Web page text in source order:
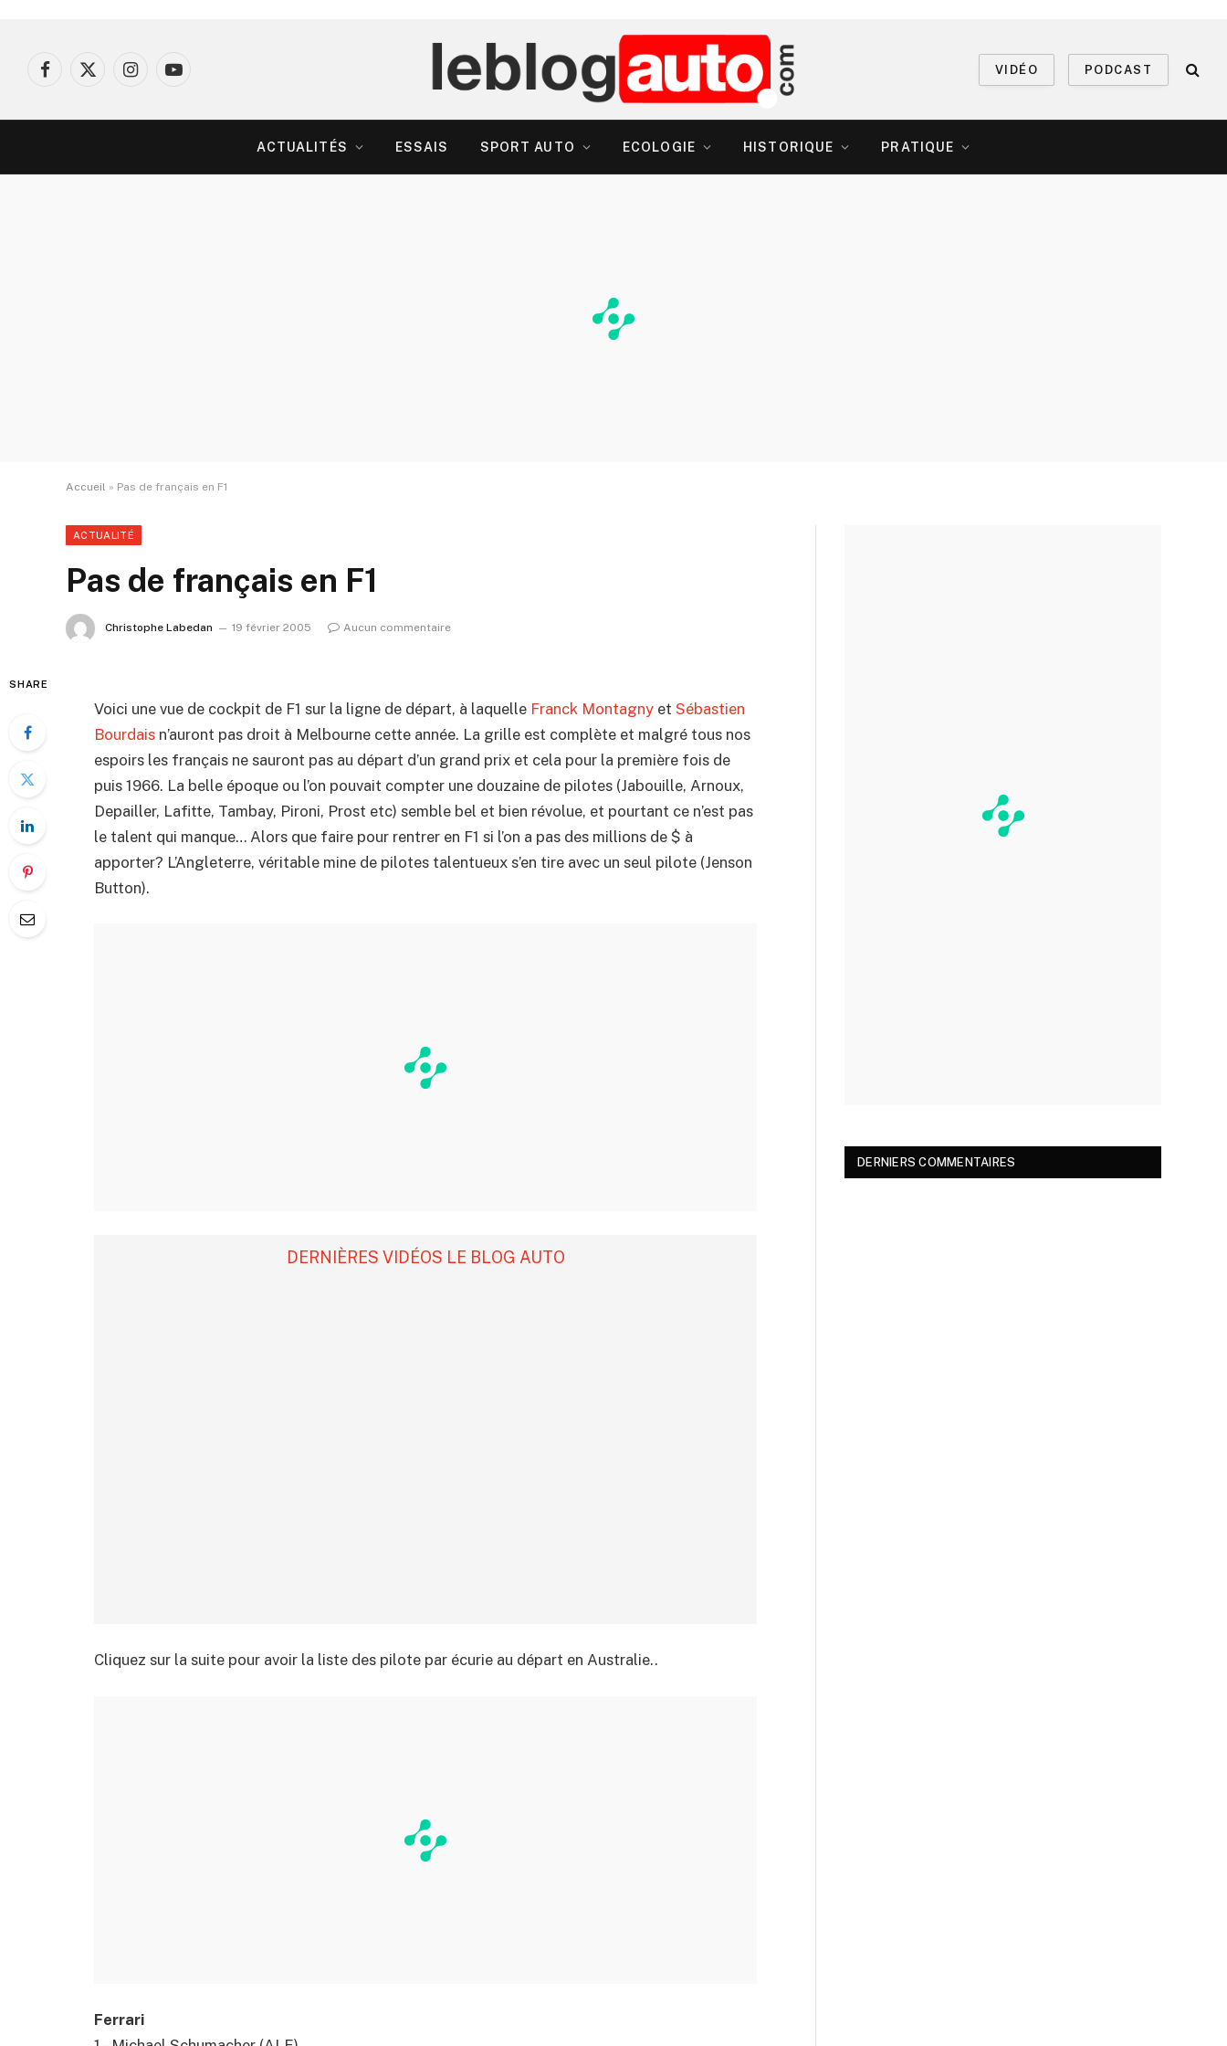
Facebook
X
InstagramYouTube
VIDÉO PODCAST
ACTUALITÉS ESSAIS SPORT AUTO ECOLOGIE HISTORIQUE PRATIQUE
Accueil » Pas de français en F1
ACTUALITÉ
Pas de français en F1
Christophe Labedan 19 février 2005 Aucun commentaire
SHARE
Voici une vue de cockpit de F1 sur la ligne de départ, à laquelle Franck Montagny et Sébastien
Bourdais n’auront pas droit à Melbourne cette année. La grille est complète et malgré tous nos
espoirs les français ne sauront pas au départ d’un grand prix et cela pour la première fois de
puis 1966. La belle époque ou l’on pouvait compter une douzaine de pilotes (Jabouille, Arnoux,
Depailler, Lafitte, Tambay, Pironi, Prost etc) semble bel et bien révolue, et pourtant ce n’est pas
le talent qui manque… Alors que faire pour rentrer en F1 si l’on a pas des millions de $ à
apporter? L’Angleterre, véritable mine de pilotes talentueux s’en tire avec un seul pilote (Jenson
Button).
DERNIÈRES VIDÉOS LE BLOG AUTO
Cliquez sur la suite pour avoir la liste des pilote par écurie au départ en Australie..
Ferrari
DERNIERS COMMENTAIRES